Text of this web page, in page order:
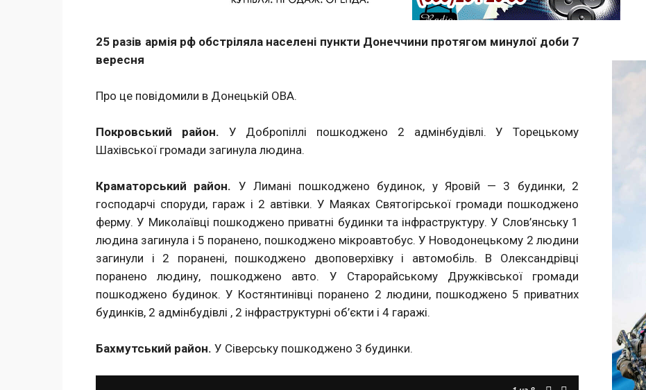
25 разів армія рф обстріляла населені пункти Донеччини протягом минулої доби 7
вересня
Про це повідомили в Донецькій ОВА.
Покровський район. У Добропіллі пошкоджено 2 адмінбудівлі. У Торецькому
Шахівської громади загинула людина.
Краматорський район. У Лимані пошкоджено будинок, у Яровій — 3 будинки, 2
господарчі споруди, гараж і 2 автівки. У Маяках Святогірської громади пошкоджено
ферму. У Миколаївці пошкоджено приватні будинки та інфраструктуру. У Слов’янську 1
людина загинула і 5 поранено, пошкоджено мікроавтобус. У Новодонецькому 2 людини
загинули і 2 поранені, пошкоджено двоповерхівку і автомобіль. В Олександрівці
поранено людину, пошкоджено авто. У Старорайському Дружківської громади
пошкоджено будинок. У Костянтинівці поранено 2 людини, пошкоджено 5 приватних
будинків, 2 адмінбудівлі , 2 інфраструктурні об’єкти і 4 гаражі.
Бахмутський район. У Сіверську пошкоджено 3 будинки.